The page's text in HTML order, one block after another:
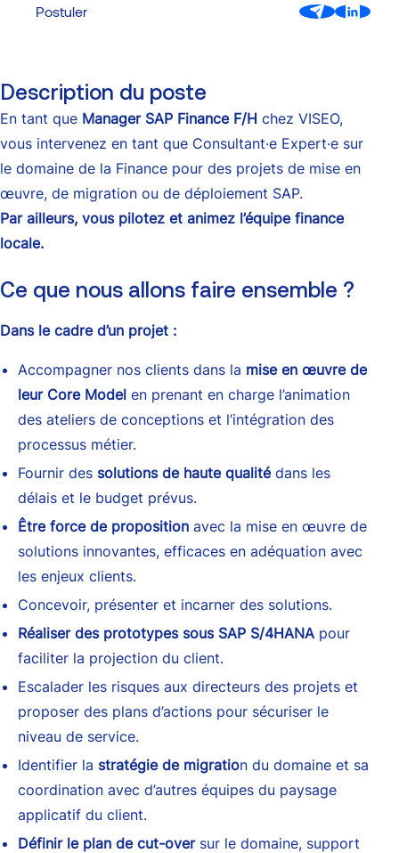
Cybersécurité
Partenaires
Contact
Postuler
Description du poste
En tant que Manager SAP Finance F/H chez VISEO,
vous intervenez en tant que Consultant·e Expert·e sur
le domaine de la Finance pour des projets de mise en
œuvre, de migration ou de déploiement SAP.
Par ailleurs, vous pilotez et animez l’équipe finance
locale.
Ce que nous allons faire ensemble ?
Dans le cadre d’un projet :
Accompagner nos clients dans la mise en œuvre de
leur Core Model en prenant en charge l’animation
des ateliers de conceptions et l’intégration des
processus métier.
Fournir des solutions de haute qualitédans les
délais et le budget prévus.
Être force de proposition avec la mise en œuvre de
solutions innovantes, efficaces en adéquation avec
les enjeux clients.
Concevoir, présenter et incarner des solutions.
Réaliser des prototypes sous SAP S/4HANA pour
faciliter la projection du client.
Escalader les risques aux directeurs des projets et
proposer des plans d’actions pour sécuriser le
niveau de service.
Identifier la stratégie de migration du domaine et sa
coordination avec d’autres équipes du paysage
applicatif du client.
Définir le plan de cut-oversur le domaine, support